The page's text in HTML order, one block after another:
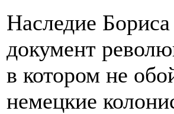
Наследие
документ
в котором не
немецкие